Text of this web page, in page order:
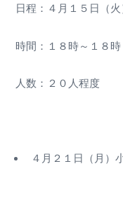
日程：４月１５日（火
時間：１８時～１８
人数：２０人程度
４月２１日（月）